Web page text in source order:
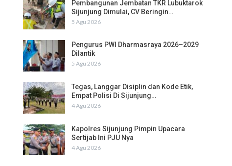
Pembangunan Jembatan TKR Lubuktarok
Sijunjung Dimulai, CV Beringin…
5 Agu 2026
Pengurus PWI Dharmasraya 2026–2029
Dilantik
5 Agu 2026
Tegas, Langgar Disiplin dan Kode Etik,
Empat Polisi Di Sijunjung…
4 Agu 2026
Kapolres Sijunjung Pimpin Upacara
Sertijab Ini PJU Nya
4 Agu 2026